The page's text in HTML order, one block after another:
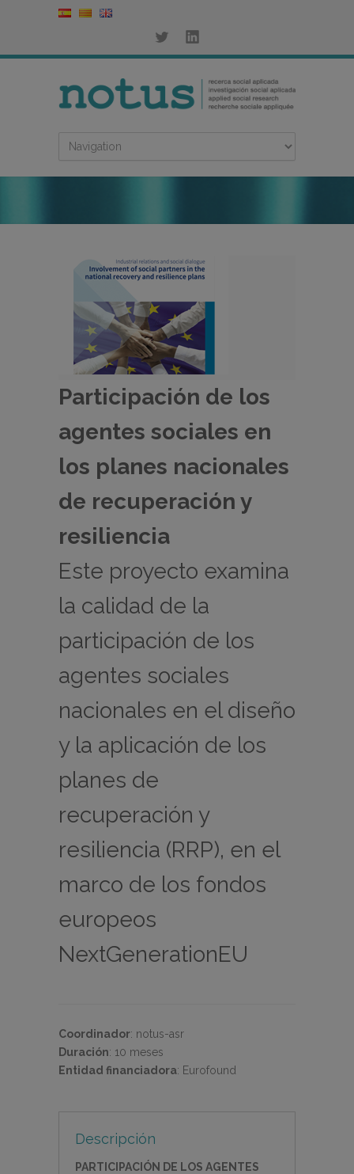
Participación de los
agentes sociales en
los planes nacionales
de recuperación y
resiliencia
Este proyecto examina
la calidad de la
participación de los
agentes sociales
nacionales en el diseño
y la aplicación de los
planes de
recuperación y
resiliencia (RRP), en el
marco de los fondos
europeos
NextGenerationEU
Coordinador: notus-asr
Duración: 10 meses
Entidad financiadora: Eurofound
Descripción
PARTICIPACIÓN DE LOS AGENTES